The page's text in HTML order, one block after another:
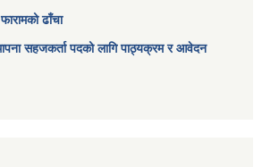
ढाँचा
सहजकर्ता पदको लागि पाठ्यक्रम र आवेदन